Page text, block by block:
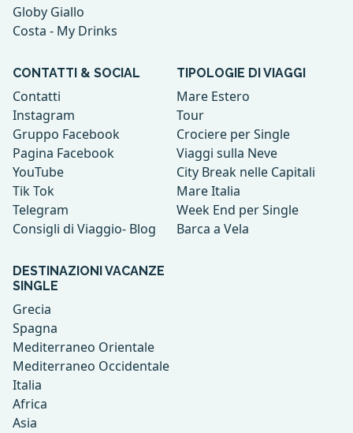
Globy Giallo
Costa - My Drinks
CONTATTI & SOCIAL
Contatti
Instagram
Gruppo Facebook
Pagina Facebook
YouTube
Tik Tok
Telegram
Consigli di Viaggio- Blog
TIPOLOGIE DI VIAGGI
Mare Estero
Tour
Crociere per Single
Viaggi sulla Neve
City Break nelle Capitali
Mare Italia
Week End per Single
Barca a Vela
DESTINAZIONI VACANZE
SINGLE
Grecia
Spagna
Mediterraneo Orientale
Mediterraneo Occidentale
Italia
Africa
Asia